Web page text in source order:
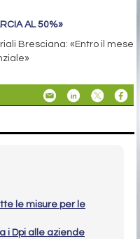
AL 50%»
Bresciana: «Entro il mese
le misure per le
i Dpi alle aziende